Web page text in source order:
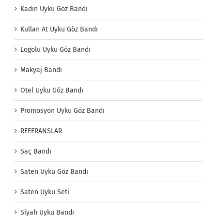
Kadın Uyku Göz Bandı
Kullan At Uyku Göz Bandı
Logolu Uyku Göz Bandı
Makyaj Bandı
Otel Uyku Göz Bandı
Promosyon Uyku Göz Bandı
REFERANSLAR
Saç Bandı
Saten Uyku Göz Bandı
Saten Uyku Seti
Siyah Uyku Bandı